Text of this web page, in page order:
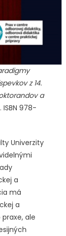
z 14.
a
ISBN 978-
Univerzity
a
má
a
ale